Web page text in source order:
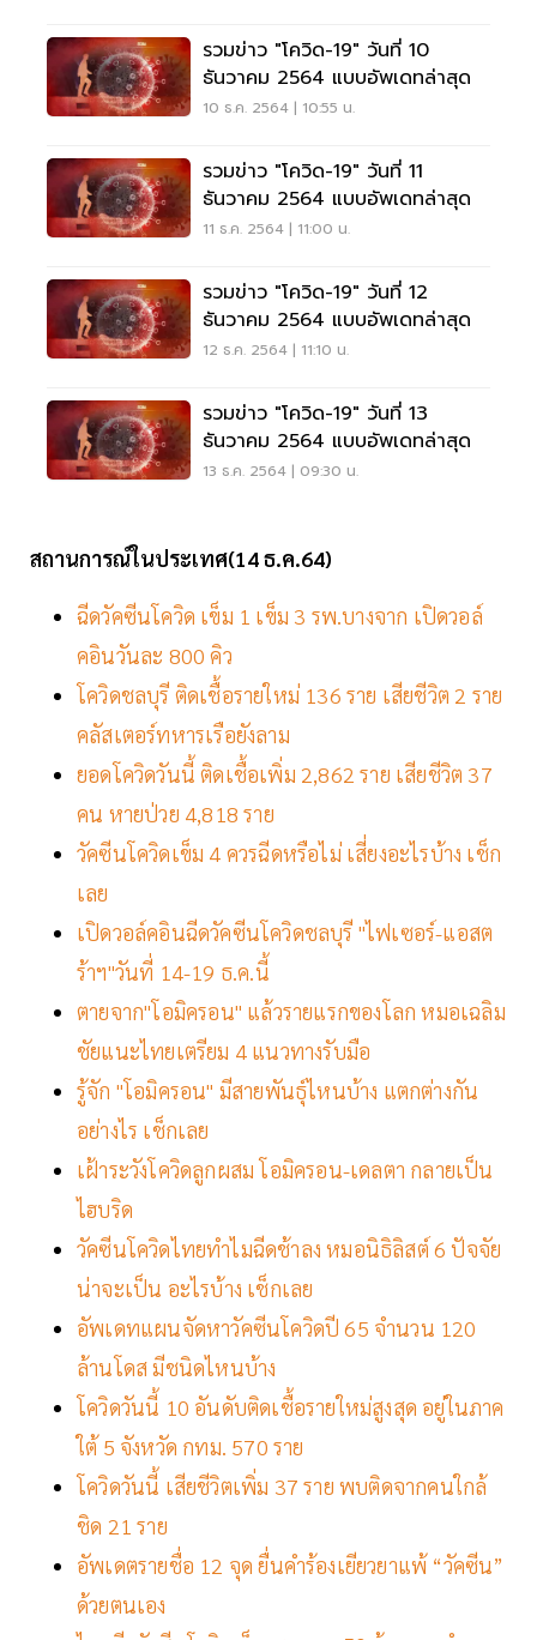
รวมข่าว "โควิด-19" วันที่ 10
ธันวาคม 2564 แบบอัพเดทล่าสุด
10 ธ.ค. 2564 | 10:55 น.
รวมข่าว "โควิด-19" วันที่ 11
ธันวาคม 2564 แบบอัพเดทล่าสุด
11 ธ.ค. 2564 | 11:00 น.
รวมข่าว "โควิด-19" วันที่ 12
ธันวาคม 2564 แบบอัพเดทล่าสุด
12 ธ.ค. 2564 | 11:10 น.
รวมข่าว "โควิด-19" วันที่ 13
ธันวาคม 2564 แบบอัพเดทล่าสุด
13 ธ.ค. 2564 | 09:30 น.
สถานการณ์ในประเทศ(14 ธ.ค.64)
ฉีดวัคซีนโควิด เข็ม 1 เข็ม 3 รพ.บางจาก เปิดวอล์
คอินวันละ 800 คิว
โควิดชลบุรี ติดเชื้อรายใหม่ 136 ราย เสียชีวิต 2 ราย
คลัสเตอร์ทหารเรือยังลาม
ยอดโควิดวันนี้ ติดเชื้อเพิ่ม 2,862 ราย เสียชีวิต 37
คน หายป่วย 4,818 ราย
วัคซีนโควิดเข็ม 4 ควรฉีดหรือไม่ เสี่ยงอะไรบ้าง เช็ก
เลย
เปิดวอล์คอินฉีดวัคซีนโควิดชลบุรี "ไฟเซอร์-แอสต
ร้าฯ"วันที่ 14-19 ธ.ค.นี้
ตายจาก"โอมิครอน" แล้วรายแรกของโลก หมอเฉลิม
ชัยแนะไทยเตรียม 4 แนวทางรับมือ
รู้จัก "โอมิครอน" มีสายพันธุ์ไหนบ้าง แตกต่างกัน
อย่างไร เช็กเลย
เฝ้าระวังโควิดลูกผสม โอมิครอน-เดลตา กลายเป็น
ไฮบริด
วัคซีนโควิดไทยทำไมฉีดช้าลง หมอนิธิลิสต์ 6 ปัจจัย
น่าจะเป็น อะไรบ้าง เช็กเลย
อัพเดทแผนจัดหาวัคซีนโควิดปี 65 จำนวน 120
ล้านโดส มีชนิดไหนบ้าง
โควิดวันนี้ 10 อันดับติดเชื้อรายใหม่สูงสุด อยู่ในภาค
ใต้ 5 จังหวัด กทม. 570 ราย
โควิดวันนี้ เสียชีวิตเพิ่ม 37 ราย พบติดจากคนใกล้
ชิด 21 ราย
อัพเดตรายชื่อ 12 จุด ยื่นคำร้องเยียวยาแพ้ “วัคซีน”
ด้วยตนเอง